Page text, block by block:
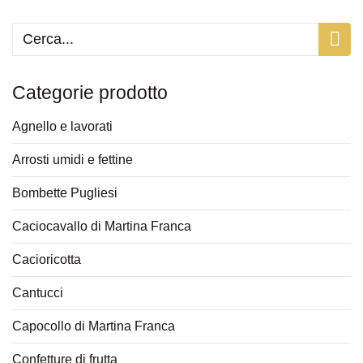
Categorie prodotto
Agnello e lavorati
Arrosti umidi e fettine
Bombette Pugliesi
Caciocavallo di Martina Franca
Cacioricotta
Cantucci
Capocollo di Martina Franca
Confetture di frutta